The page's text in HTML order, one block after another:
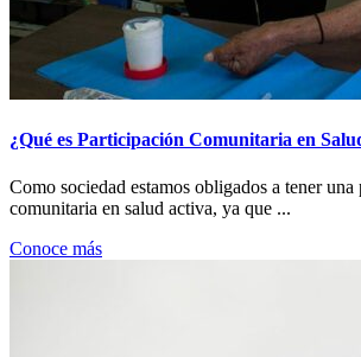
¿Qué es Participación Comunitaria en
Como sociedad estamos obligados a tener
comunitaria en salud activa, ya que ...
Conoce más